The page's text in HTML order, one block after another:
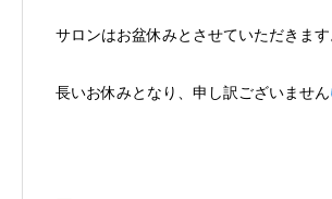
サロンはお盆休みとさせていただきます
長いお休みとなり、申し訳ございません